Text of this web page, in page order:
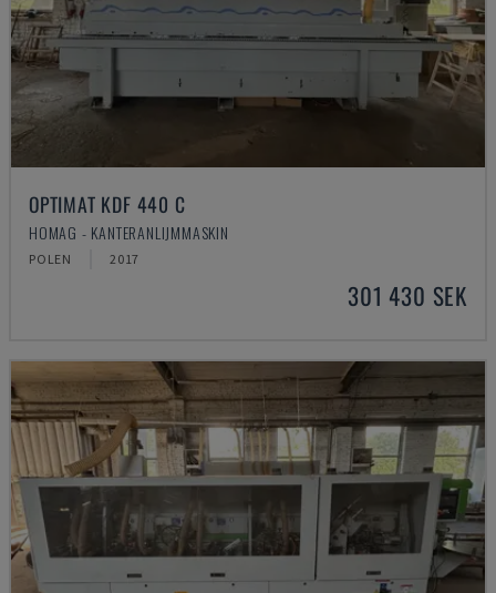
OPTIMAT KDF 440 C
HOMAG - KANTERANLIJMMASKIN
POLEN 2017
301 430 SEK